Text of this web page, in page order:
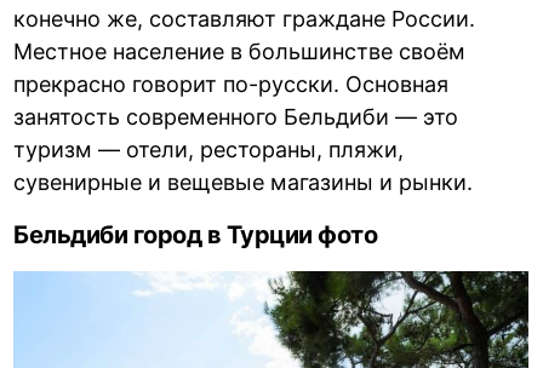
конечно же, составляют граждане России.
Местное население в большинстве своём
прекрасно говорит по-русски. Основная
занятость современного Бельдиби — это
туризм — отели, рестораны, пляжи,
сувенирные и вещевые магазины и рынки.
Бельдиби город в Турции фото